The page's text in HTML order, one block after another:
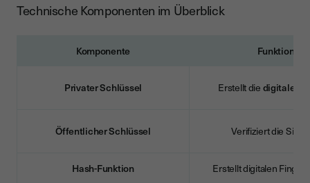
Technische Komponenten im Überblick
Komponente Funktion
Privater Schlüssel Erstellt diedigitale
Öffentlicher Schlüssel Verifiziert die
Hash-Funktion Erstellt digitalen